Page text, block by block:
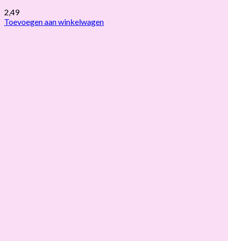
2,49
Toevoegen aan winkelwagen